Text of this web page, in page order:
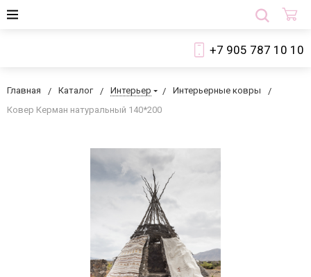
+7 905 787 10 10
Главная Каталог Интерьер
Интерьерные ковры
Ковер Керман натуральный 140*200